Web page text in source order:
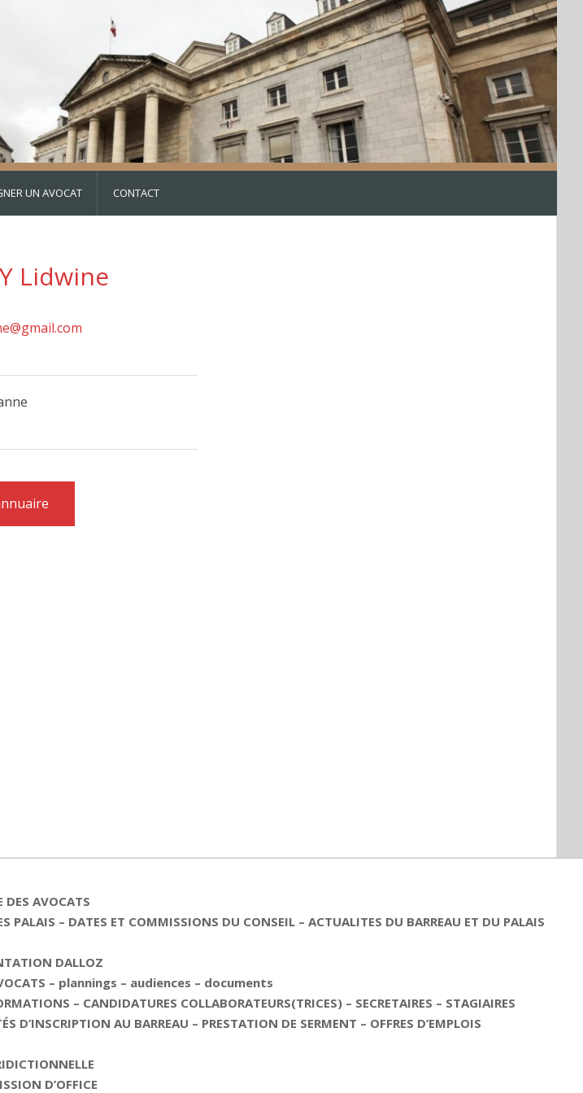
UN AVOCAT CONTACT
Lidwine
DES AVOCATS
PALAIS – DATES ET COMMISSIONS DU CONSEIL – ACTUALITES DU BARREAU ET DU PALAIS
DALLOZ
– plannings – audiences – documents
– CANDIDATURES COLLABORATEURS(TRICES) – SECRETAIRES – STAGIAIRES
D’INSCRIPTION AU BARREAU – PRESTATION DE SERMENT – OFFRES D’EMPLOIS
D’OFFICE